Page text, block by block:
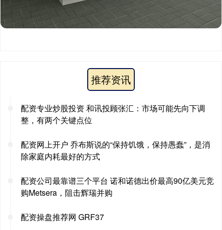
推荐资讯
配资专业炒股投资 和讯投顾张汇：市场可能先向下调
整，有两个关键点位
配资网上开户 乔布斯说的“保持饥饿，保持愚蠢”，是消
除家庭内耗最好的方式
配资公司最靠谱三个平台 诺和诺德出价最高90亿美元竞
购Metsera，阻击辉瑞并购
配资操盘推荐网 GRF37